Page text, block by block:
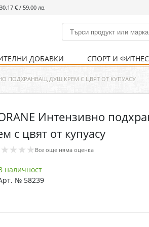
€ / 59.00 лв.
% Спорт и фитнес
Ваксини
Нервна система
Хомеопатия
Термометри
ДОБАВКИ
Нервна система
СПОРТ И ФИТНЕС
Уреди и аксесоари
Козметика за мъже
Хранене
Предпазни стредства
ПОДХРАНВАЩ ДУШ КРЕМ С ЦВЯТ ОТ КУПУАСУ
Интензивно
с цвят от купуасу
Все още няма оценка
наличност
№ 58239